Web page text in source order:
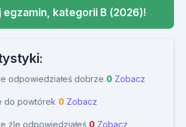
egzamin, kategorii B (2026)!
odpowiedziałeś dobrze 0 Zobacz
do powtórek 0 Zobacz
źle odpowiedziałeś 0 Zobacz